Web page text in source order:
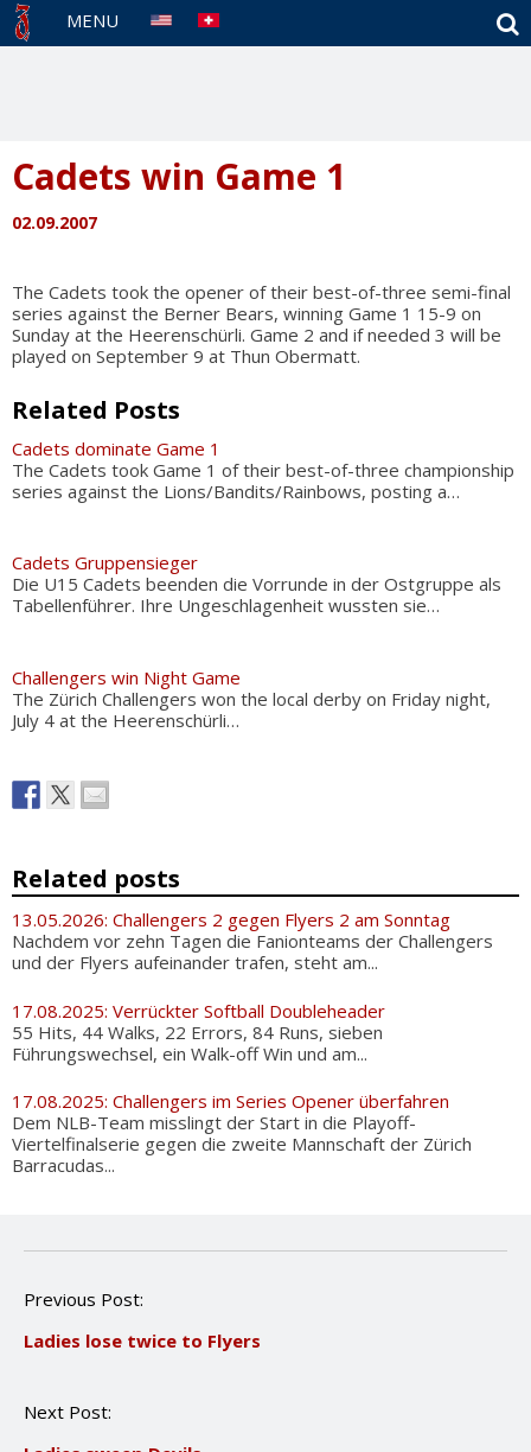
MENU
Cadets win Game 1
02.09.2007
The Cadets took the opener of their best-of-three semi-final
series against the Berner Bears, winning Game 1 15-9 on
Sunday at the Heerenschürli. Game 2 and if needed 3 will be
played on September 9 at Thun Obermatt.
Related Posts
Cadets dominate Game 1
The Cadets took Game 1 of their best-of-three championship
series against the Lions/Bandits/Rainbows, posting a…
Cadets Gruppensieger
Die U15 Cadets beenden die Vorrunde in der Ostgruppe als
Tabellenführer. Ihre Ungeschlagenheit wussten sie…
Challengers win Night Game
The Zürich Challengers won the local derby on Friday night,
July 4 at the Heerenschürli…
Related posts
13.05.2026: Challengers 2 gegen Flyers 2 am Sonntag
Nachdem vor zehn Tagen die Fanionteams der Challengers
und der Flyers aufeinander trafen, steht am...
17.08.2025: Verrückter Softball Doubleheader
55 Hits, 44 Walks, 22 Errors, 84 Runs, sieben
Führungswechsel, ein Walk-off Win und am...
17.08.2025: Challengers im Series Opener überfahren
Dem NLB-Team misslingt der Start in die Playoff-
Viertelfinalserie gegen die zweite Mannschaft der Zürich
Barracudas...
P
s
a
Previous Post:
Ladies lose twice to Flyers
Next Post: